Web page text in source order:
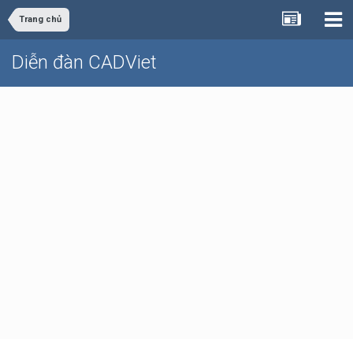
Trang chủ
Diễn đàn CADViet